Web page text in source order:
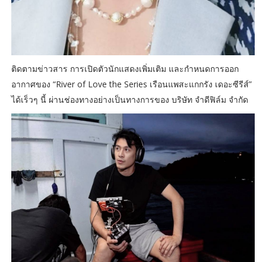
ติดตามข่าวสาร การเปิดตัวนักแสดงเพิ่มเติม และกำหนดการออก
อากาศของ “River of Love the Series เรือนแพสะแกกรัง เดอะซีรีส์”
ได้เร็วๆ นี้ ผ่านช่องทางอย่างเป็นทางการของ บริษัท จำดีฟิล์ม จำกัด